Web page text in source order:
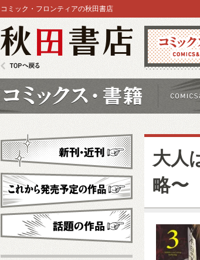
コミックス
コミック・フロンティアの秋田書店
大人
略〜
新刊・近刊
これから発売予定